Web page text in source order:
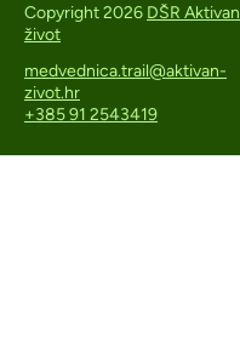
Copyright 2026 DŠR Aktivan
život
medvednica.trail@aktivan-
zivot.hr
+385 91 2543419